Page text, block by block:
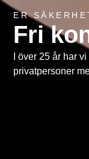
ER
Fri
I över 25 år har
privatpersoner